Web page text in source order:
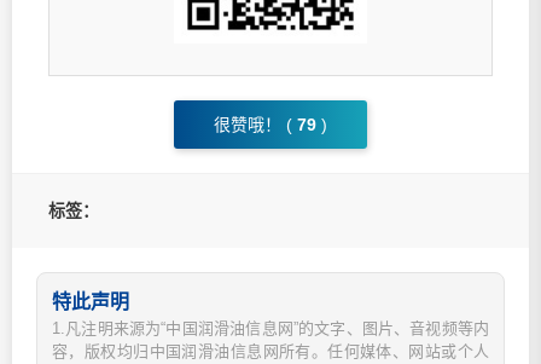
很赞哦！ ( 79 )
标签：
特此声明
1.凡注明来源为“中国润滑油信息网”的文字、图片、音视频等内
容，版权均归中国润滑油信息网所有。任何媒体、网站或个人